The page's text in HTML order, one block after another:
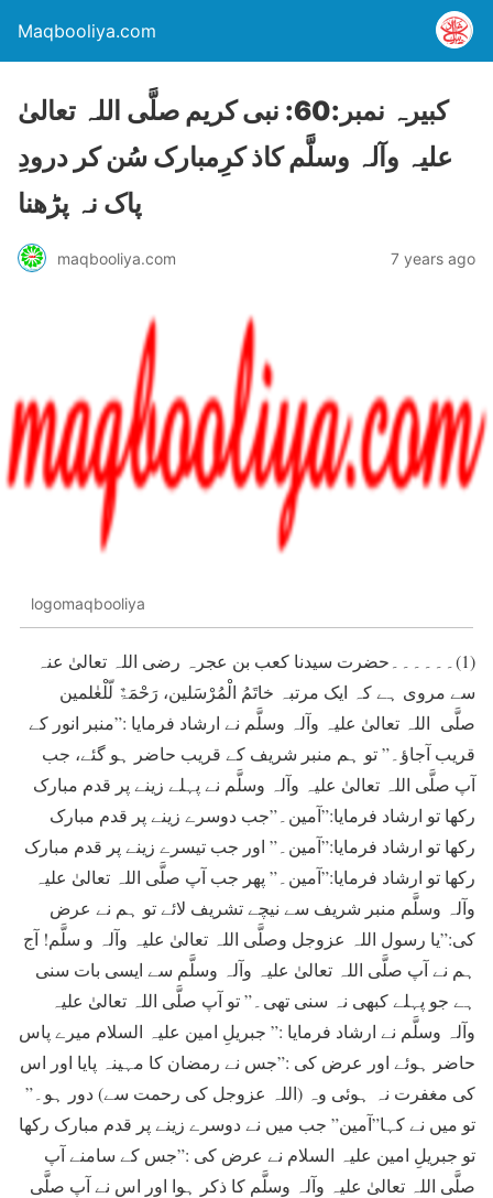
Maqbooliya.com
کبیرہ نمبر:60: نبی کریم صلَّی اللہ تعالیٰ
علیہ وآلہ وسلَّم کاذ کرِمبارک سُن کر درودِ
پاک نہ پڑھنا
maqbooliya.com 7 years ago
logomaqbooliya
(1)۔۔۔۔۔۔حضرت سیدنا کعب بن عجرہ رضی اللہ تعالیٰ عنہ
سے مروی ہے کہ ایک مرتبہ خاتَمُ الْمُرْسَلین، رَحْمَۃٌ لّلْعٰلمین
صلَّی اللہ تعالیٰ علیہ وآلہ وسلَّم نے ارشاد فرمایا :”منبر انور کے
قریب آجاؤ۔” تو ہم منبر شریف کے قریب حاضر ہو گئے، جب
آپ صلَّی اللہ تعالیٰ علیہ وآلہ وسلَّم نے پہلے زینے پر قدم مبارک
رکھا تو ارشاد فرمایا:”آمین۔”جب دوسرے زینے پر قدم مبارک
رکھا تو ارشاد فرمایا:”آمین۔” اور جب تیسرے زینے پر قدم مبارک
رکھا تو ارشاد فرمایا:”آمین۔” پھر جب آپ صلَّی اللہ تعالیٰ علیہ
وآلہ وسلَّم منبر شریف سے نیچے تشریف لائے تو ہم نے عرض
کی:”یا رسول اللہ عزوجل وصلَّی اللہ تعالیٰ علیہ وآلہ و سلَّم! آج
ہم نے آپ صلَّی اللہ تعالیٰ علیہ وآلہ وسلَّم سے ایسی بات سنی
ہے جو پہلے کبھی نہ سنی تھی۔” تو آپ صلَّی اللہ تعالیٰ علیہ
وآلہ وسلَّم نے ارشاد فرمایا :” جبریلِ امین علیہ السلام میرے پاس
حاضر ہوئے اور عرض کی :”جس نے رمضان کا مہینہ پایا اور اس
کی مغفرت نہ ہوئی وہ (اللہ عزوجل کی رحمت سے) دور ہو۔”
تو میں نے کہا”آمین” جب میں نے دوسرے زینے پر قدم مبارک رکھا
تو جبریلِ امین علیہ السلام نے عرض کی :”جس کے سامنے آپ
صلَّی اللہ تعالیٰ علیہ وآلہ وسلَّم کا ذکر ہوا اور اس نے آپ صلَّی